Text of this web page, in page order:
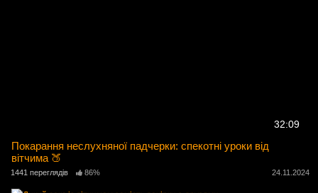
32:09
Покарання неслухняної падчерки: спекотні уроки від
вітчима 🍑
1441 переглядів 86% 24.11.2024